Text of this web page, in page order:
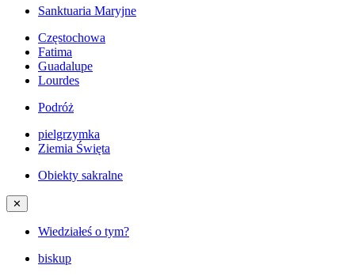
Sanktuaria Maryjne
Częstochowa
Fatima
Guadalupe
Lourdes
Podróż
pielgrzymka
Ziemia Święta
Obiekty sakralne
✕
Wiedziałeś o tym?
biskup